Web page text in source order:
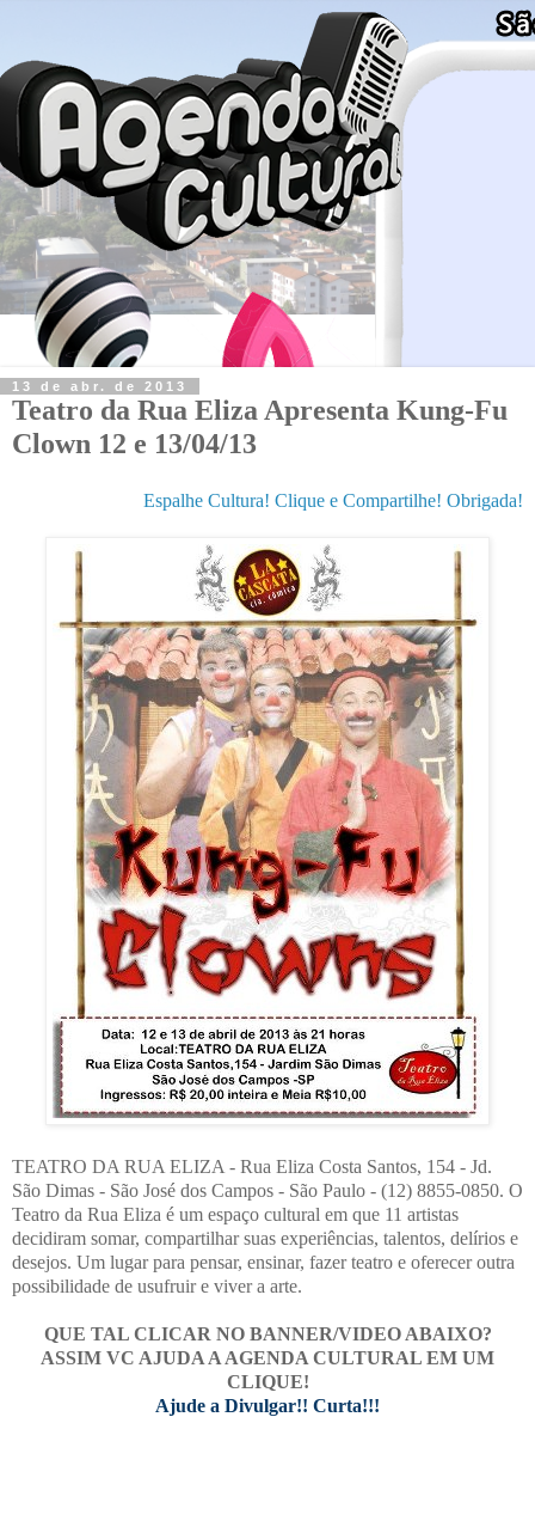
13 de abr. de 2013
Teatro da Rua Eliza Apresenta Kung-Fu
Clown 12 e 13/04/13
Espalhe Cultura! Clique e Compartilhe! Obrigada!
TEATRO DA RUA ELIZA - Rua Eliza Costa Santos, 154 - Jd.
São Dimas - São José dos Campos - São Paulo - (12) 8855-0850. O
Teatro da Rua Eliza é um espaço cultural em que 11 artistas
decidiram somar, compartilhar suas experiências, talentos, delírios e
desejos. Um lugar para pensar, ensinar, fazer teatro e oferecer outra
possibilidade de usufruir e viver a arte.
QUE TAL CLICAR NO BANNER/VIDEO ABAIXO?
ASSIM VC AJUDA A AGENDA CULTURAL EM UM
CLIQUE!
Ajude a Divulgar!! Curta!!!